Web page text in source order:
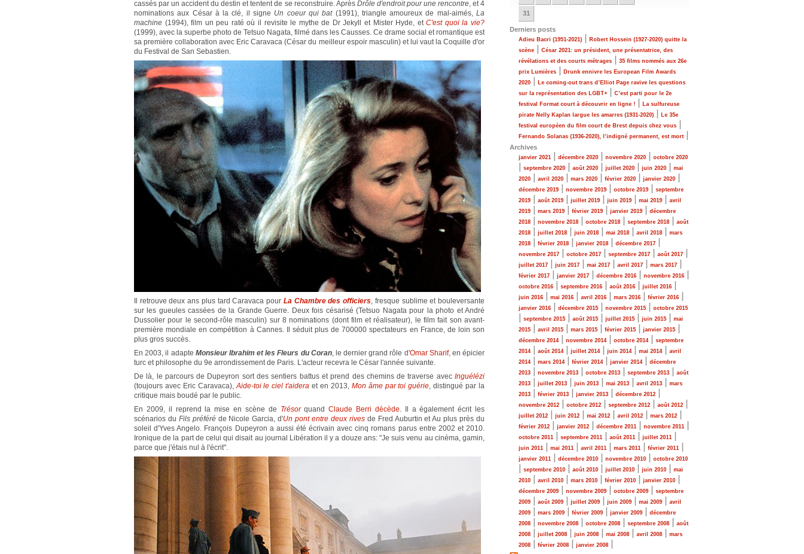
cassés par un accident du destin et tentent de se reconstruire. Après Drôle d'endroit pour une rencontre, et 4
nominations aux César à la clé, il signe Un coeur qui bat(1991), triangle amoureux de mal-aimés,La
machine (1994), film un peu raté où il revisite le mythe de Dr Jekyll et Mister Hyde, etC'est quoi la vie?
(1999), avec la superbe photo de Tetsuo Nagata, filmé dans les Causses. Ce drame social et romantique est
sa première collaboration avec Eric Caravaca (César du meilleur espoir masculin) et lui vaut la Coquille d'or
du Festival de San Sebastien.
Il retrouve deux ans plus tard Caravaca pour La Chambre des officiers, fresque sublime et bouleversante
sur les gueules cassées de la Grande Guerre. Deux fois césarisé (Tetsuo Nagata pour la photo et André
Dussolier pour le second-rôle masculin) sur 8 nominations (dont film et réalisateur), le film fait son avant-
première mondiale en compétition à Cannes. Il séduit plus de 700000 spectateurs en France, de loin son
plus gros succès.
En 2003, il adapte Monsieur Ibrahim et les Fleurs du Coran, le dernier grand rôle d'Omar Sharif, en épicier
turc et philosophe du 9e arrondissement de Paris. L'acteur recevra le César l'année suivante.
De là, le parcours de Dupeyron sort des sentiers battus et prend des chemins de traverse avec Inguélézi
(toujours avec Eric Caravaca),Aide-toi le ciel t'aidera et en 2013, Mon âme par toi guérie, distingué par la
critique mais boudé par le public.
En 2009, il reprend la mise en scène de TrésorquandClaude Berri décède. Il a également écrit les
scénarios du Fils préféréde Nicole Garcia, d'Un pont entre deux rivesde Fred Auburtin et Au plus près du
soleil d'Yves Angelo. François Dupeyron a aussi été écrivain avec cinq romans parus entre 2002 et 2010.
Ironique de la part de celui qui disait au journal Libération il y a douze ans: "Je suis venu au cinéma, gamin,
parce que j'étais nul à l'écrit".
31
Derniers posts
Adieu Bacri (1951-2021)
Robert Hossein (1927-2020) quitte la
scène
César 2021: un président, une présentatrice, des
révélations et des courts métrages
35 films nommés aux 26e
prix Lumières
Drunk ennivre les European Film Awards
2020
Le coming-out trans d’Elliot Page ravive les questions
sur la représentation des LGBT+
C’est parti pour le 2e
festival Format court à découvrir en ligne !
La sulfureuse
pirate Nelly Kaplan largue les amarres (1931-2020)
Le 35e
festival européen du film court de Brest depuis chez vous
Fernando Solanas (1936-2020), l’indigné permanent, est mort
Archives
janvier 2021 décembre 2020 novembre 2020 octobre 2020
septembre 2020 août 2020 juillet 2020 juin 2020
mai
2020
avril 2020 mars 2020 février 2020 janvier 2020
décembre 2019 novembre 2019 octobre 2019
septembre
2019
août 2019 juillet 2019 juin 2019 mai 2019
avril
2019
mars 2019 février 2019 janvier 2019
décembre
2018
novembre 2018 octobre 2018 septembre 2018
août
2018
juillet 2018 juin 2018 mai 2018 avril 2018
mars
2018
février 2018 janvier 2018 décembre 2017
novembre 2017 octobre 2017 septembre 2017 août 2017
juillet 2017 juin 2017 mai 2017 avril 2017 mars 2017
février 2017 janvier 2017 décembre 2016 novembre 2016
octobre 2016 septembre 2016 août 2016 juillet 2016
juin 2016 mai 2016 avril 2016 mars 2016 février 2016
janvier 2016 décembre 2015 novembre 2015 octobre 2015
septembre 2015 août 2015 juillet 2015 juin 2015
mai
2015
avril 2015 mars 2015 février 2015 janvier 2015
décembre 2014 novembre 2014 octobre 2014
septembre
2014
août 2014 juillet 2014 juin 2014 mai 2014
avril
2014
mars 2014 février 2014 janvier 2014
décembre
2013
novembre 2013 octobre 2013 septembre 2013
août
2013
juillet 2013 juin 2013 mai 2013 avril 2013
mars
2013
février 2013 janvier 2013 décembre 2012
novembre 2012 octobre 2012 septembre 2012 août 2012
juillet 2012 juin 2012 mai 2012 avril 2012 mars 2012
février 2012 janvier 2012 décembre 2011 novembre 2011
octobre 2011 septembre 2011 août 2011 juillet 2011
juin 2011 mai 2011 avril 2011 mars 2011 février 2011
janvier 2011 décembre 2010 novembre 2010 octobre 2010
septembre 2010 août 2010 juillet 2010 juin 2010
mai
2010
avril 2010 mars 2010 février 2010 janvier 2010
décembre 2009 novembre 2009 octobre 2009
septembre
2009
août 2009 juillet 2009 juin 2009 mai 2009
avril
2009
mars 2009 février 2009 janvier 2009
décembre
2008
novembre 2008 octobre 2008 septembre 2008
août
2008
juillet 2008 juin 2008 mai 2008 avril 2008
mars
2008
février 2008 janvier 2008